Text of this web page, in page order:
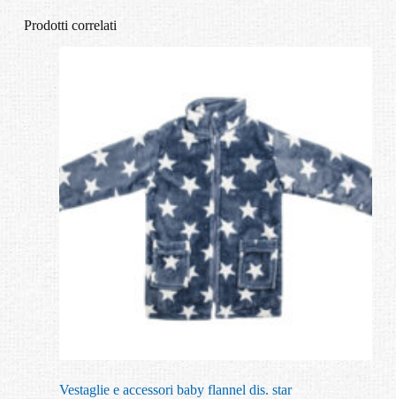
Prodotti correlati
Vestaglie e accessori baby flannel dis. star